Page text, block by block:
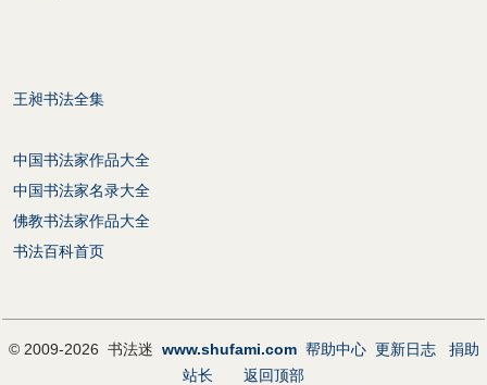
王昶书法全集
中国书法家作品大全
中国书法家名录大全
佛教书法家作品大全
书法百科首页
© 2009-2026 书法迷 www.shufami.com 帮助中心 更新日志
捐助
站长
返回顶部